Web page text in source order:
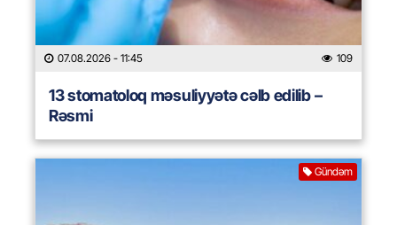
07.08.2026 - 11:45 109
13 stomatoloq məsuliyyətə cəlb edilib –
Rəsmi
Gündəm